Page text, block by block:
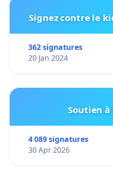
Signez contre le
362 signatures
20 Jan 2024
Soutien
4 089 signatures
30 Apr 2026